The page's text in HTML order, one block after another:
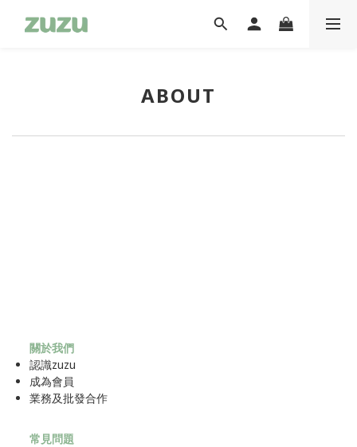
ABOUT
關於我們
認識zuzu
成為會員
業務及批發合作
常見問題